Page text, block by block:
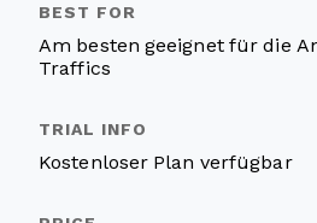
Am besten geeignet für die
Traffics
Kostenloser Plan verfügbar